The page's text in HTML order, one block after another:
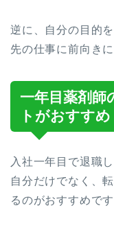
逆に、自分の目的
先の仕事に前向き
一年目薬剤師
トがおすすめ
入社一年目で退職
自分だけでなく、
るのがおすすめです